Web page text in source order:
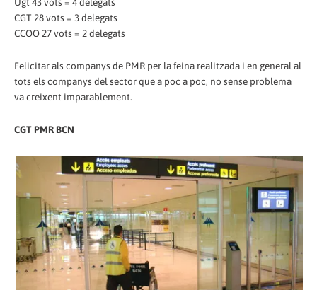
CGT 28 vots = 3 delegats
CCOO 27 vots = 2 delegats
Felicitar als companys de PMR per la feina realitzada i en general al
tots els companys del sector que a poc a poc, no sense problema
va creixent imparablement.
CGT PMR BCN